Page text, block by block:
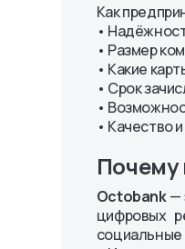
Как
•
• Размер
• Какие
• Срок
•
• Качество
Почему
Octobank—
цифровых
социальные